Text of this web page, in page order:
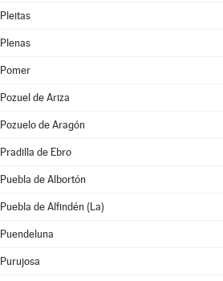
Pleitas
Plenas
Pomer
Pozuel de Ariza
Pozuelo de Aragón
Pradilla de Ebro
Puebla de Albortón
Puebla de Alfindén (La)
Puendeluna
Purujosa